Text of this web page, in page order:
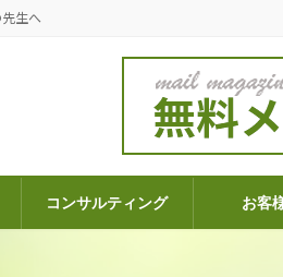
生へ
コンサルティング お客